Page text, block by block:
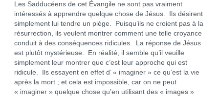
Les Sadducéens de cet Évangile ne sont pas vraiment
intéressés à apprendre quelque chose de Jésus. Ils désirent
simplement lui tendre un piège. Puisqu’ils ne croient pas à la
résurrection, ils veulent montrer comment une telle croyance
conduit à des conséquences ridicules. La réponse de Jésus
est plutôt mystérieuse. En réalité, il semble qu’il veuille
simplement leur montrer que c’est leur approche qui est
ridicule. Ils essayent en effet d’ « imaginer » ce qu’est la vie
après la mort ; et cela est impossible, car on ne peut
« imaginer » quelque chose qu’en utilisant des « images »